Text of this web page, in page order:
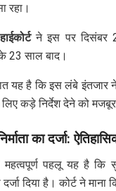
रहा।
ने इस पर दिसंबर
23 साल बाद।
यह है कि इस लंबे इंतजार
कड़े निर्देश देने को
का दर्जा:
पहलू यह है कि
दिया है। कोर्ट ने माना